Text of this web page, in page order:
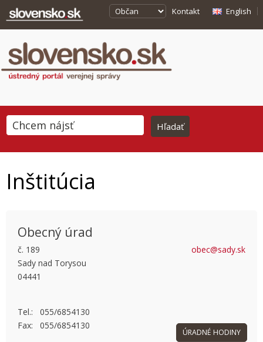
Kontakt English
Inštitúcia
This page can't load Google Maps correctly.
Obecný úrad
č. 189
Sady nad Torysou
04441
obec@sady.sk
Tel.: 055/6854130
Fax: 055/6854130
ÚRADNÉ HODINY